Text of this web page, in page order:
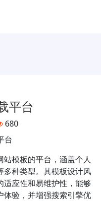
平台
680
台
模板的平台，涵盖个人
多种类型。其模板设计风
应性和易维护性，能够
体验，并增强搜索引擎优